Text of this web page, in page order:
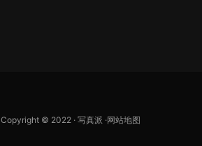
Copyright © 2022 · 写真派 ·网站地图